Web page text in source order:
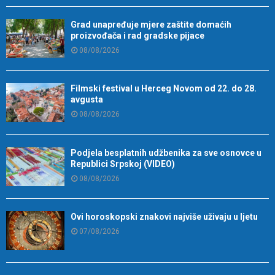
Grad unapređuje mjere zaštite domaćih
proizvođača i rad gradske pijace
08/08/2026
Filmski festival u Herceg Novom od 22. do 28.
avgusta
08/08/2026
Podjela besplatnih udžbenika za sve osnovce u
Republici Srpskoj (VIDEO)
08/08/2026
Ovi horoskopski znakovi najviše uživaju u ljetu
07/08/2026